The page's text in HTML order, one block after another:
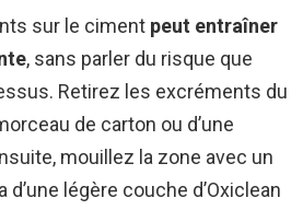
sur le ciment peut entraîner
, sans parler du risque que
Retirez les excréments du
de carton ou d’une
mouillez la zone avec un
légère couche d’Oxiclean